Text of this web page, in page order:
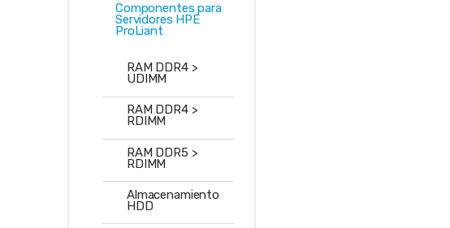
Componentes para
Servidores HPE
ProLiant
RAM DDR4 >
UDIMM
RAM DDR4 >
RDIMM
RAM DDR5 >
RDIMM
Almacenamiento
HDD